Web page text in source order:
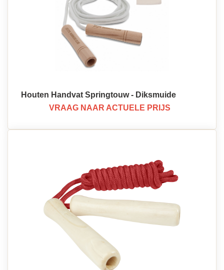
Houten Handvat Springtouw - Diksmuide
VRAAG NAAR ACTUELE PRIJS